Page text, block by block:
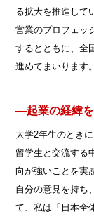
る拡大を推進して
営業のプロフェッ
するとともに、全
進めてまいります。
―起業の経緯を
大学2年生のとき
留学生と交流する
向が強いことを実
自分の意見を持ち
て、私は「日本全